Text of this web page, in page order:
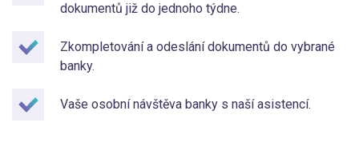
dokumentů již do jednoho týdne.
Zkompletování a odeslání dokumentů do vybrané
banky.
Vaše osobní návštěva banky s naší asistencí.